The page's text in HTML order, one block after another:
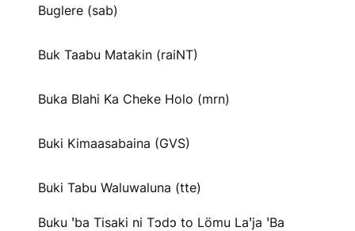
Buglere (sab)
Buk Taabu Matakin (raiNT)
Buka Blahi Ka Cheke Holo (mrn)
Buki Kimaasabaina (GVS)
Buki Tabu Waluwaluna (tte)
Buku ꞌba Tisaki ni Tɔdɔ to Lömu Laꞌja ꞌBa